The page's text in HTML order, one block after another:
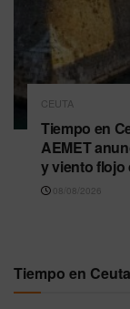
CEUTA
Tiempo en
AEMET
y viento flojo
08/08/2026
Tiempo en Ceuta